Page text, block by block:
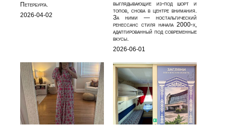
Петербурга.
2026-04-02
выглядывающие из‑под шорт и
топов, снова в центре внимания.
За ними — ностальгический
ренессанс стиля начала 2000‑х,
адаптированный под современные
вкусы.
2026-06-01